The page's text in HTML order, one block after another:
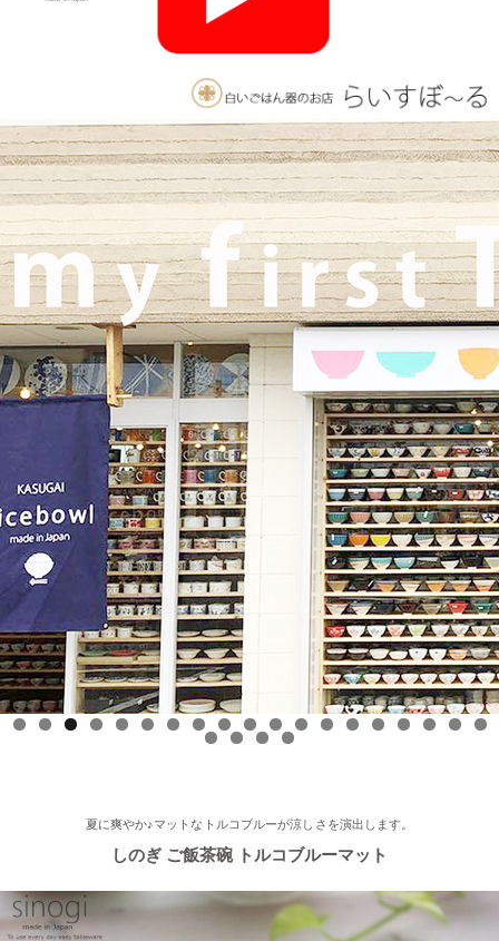
碗。実店舗でも手にとっていただけます♪海外発送も承っており
2025/10/26
≪軽井沢店営業のお知らせ≫ いつもご覧いただきありがとうご
ざいます。軽井沢店2026年はGW頃オープンとなります！ご期待
くださいませ！！ 2025年は11月3日（火）
までの営業となり
ます。
2025/9/26
≪テレビで紹介されました≫ 2025年9月26日 東海テレビ 『ニュ
ースONE』 ひとつに特化で差別化！「東海地方の専門店」コー
ナーで白いごはん器のお店 らいすぼーる 春日井店が紹介されま
2025/9/17
≪中日新聞に掲載されました≫ 2025年9月17日 中日新聞朝刊18
面 近郊版 『わが街ぶらり探訪』コーナーにて白いごはん器のお
店 らいすぼーる 小牧店が紹介されました！ 近郊版(犬山、小牧
市、春日井市、豊山町、扶桑町、大口町)の地域の方、ぜひご覧
ください～★
2025/8/17
介されました。
2025/7/23
≪軽井沢店オープンしております！≫ 今シーズンも元気に営業
0 1 2 3 4 5 6 7 8 9
0 1 2 3
夏に爽やか♪マットなトルコブルーが涼しさを演出します。
しのぎ ご飯茶碗 トルコブルーマット